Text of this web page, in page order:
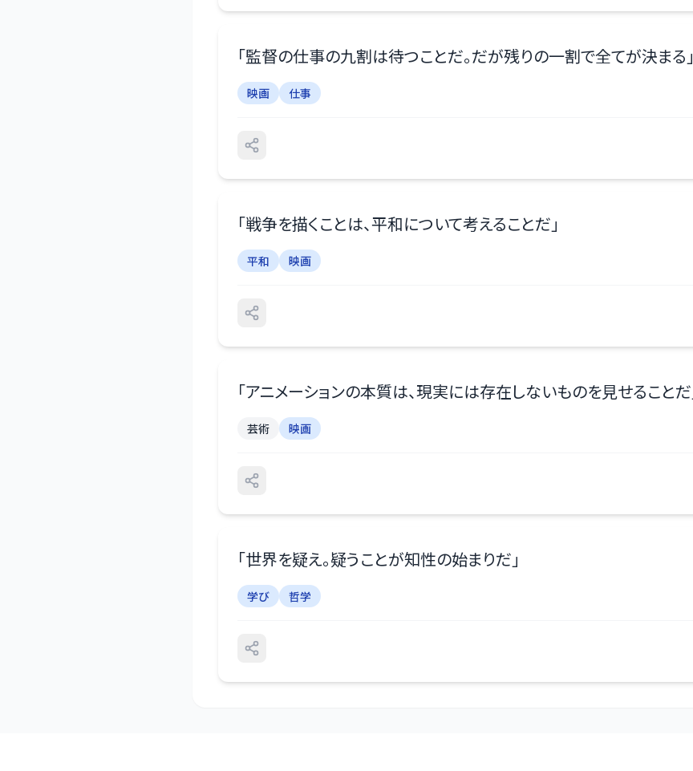
「監督の仕事の九割は待つことだ。だが残りの一割で全てが決まる 」
映画 仕事
「戦争を描くことは、平和について考えることだ 」
平和 映画
「アニメーションの本質は、現実には存在しないものを見せることだ
芸術 映画
「世界を疑え。疑うことが知性の始まりだ 」
学び 哲学